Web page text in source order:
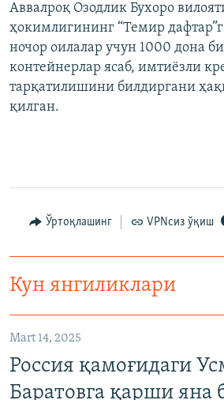
Аввалроқ Озодлик Бухоро
ҳокимлигининг “Темир
ночор оилалар учун 1000 дона
контейнерлар ясаб, имтиёзли
тарқатилишини билдиргани
қилган.
Ўртоқлашинг VPNсиз ўқиш
Кун янгиликлари
Mart 14, 2025
Россия қамоғидаги
Баратовга қарши яна